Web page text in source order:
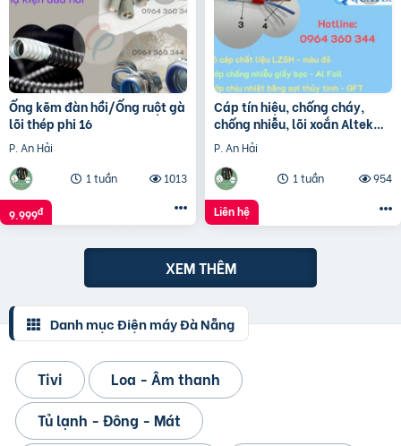
Ống kẽm đàn hồi/Ống ruột gà
lõi thép phi 16
P. An Hải
1 tuần
1013
9.999đ
Cáp tín hiệu, chống cháy,
chống nhiễu, lõi xoắn Altek
Kabel (vỏ đỏ – LSZH)
P. An Hải
1 tuần
954
Liên hệ
XEM THÊM
Danh mục Điện máy Đà Nẵng
Tivi
Loa - Âm thanh
Tủ lạnh - Đông - Mát